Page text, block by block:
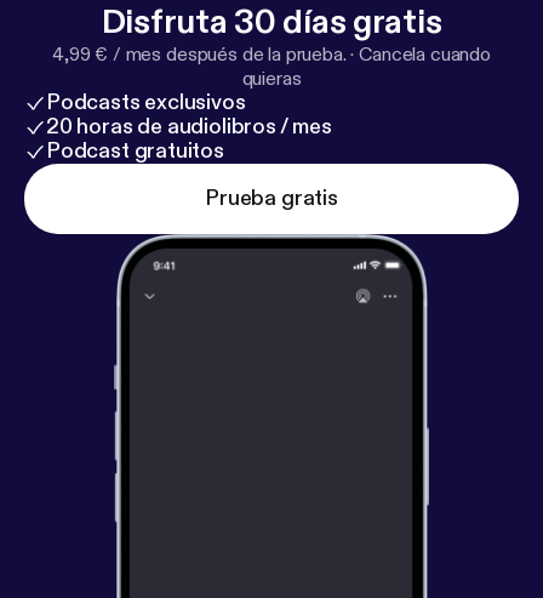
Disfruta 30 días gratis
4,99 € / mes después de la prueba. ·Cancela cuando
quieras
Podcasts exclusivos
20 horas de audiolibros / mes
Podcast gratuitos
Prueba gratis